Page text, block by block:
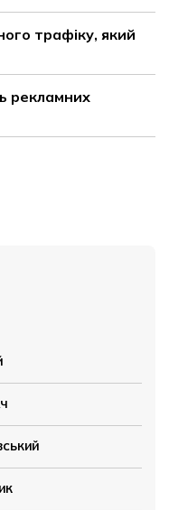
трафіку, який
рекламних